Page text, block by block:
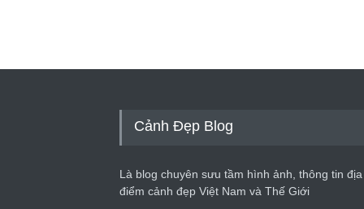
Cảnh Đẹp Blog
Là blog chuyên sưu tầm hình ảnh, thông tin địa
điểm cảnh đẹp Việt Nam và Thế Giới